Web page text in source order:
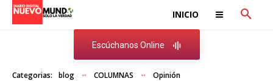
INICIO
Escúchanos Online
Categorias: blog COLUMNAS Opinión